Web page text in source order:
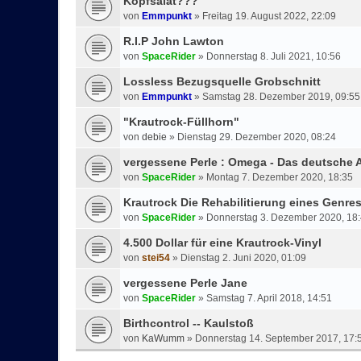
von Emmpunkt » Freitag 19. August 2022, 22:09
R.I.P John Lawton
von SpaceRider » Donnerstag 8. Juli 2021, 10:56
Lossless Bezugsquelle Grobschnitt
von Emmpunkt » Samstag 28. Dezember 2019, 09:55
"Krautrock-Füllhorn"
von debie » Dienstag 29. Dezember 2020, 08:24
vergessene Perle : Omega - Das deutsche
von SpaceRider » Montag 7. Dezember 2020, 18:35
Krautrock Die Rehabilitierung eines Genres
von SpaceRider » Donnerstag 3. Dezember 2020,
4.500 Dollar für eine Krautrock-Vinyl
von stei54 » Dienstag 2. Juni 2020, 01:09
vergessene Perle Jane
von SpaceRider » Samstag 7. April 2018, 14:51
Birthcontrol -- Kaulstoß
von KaWumm » Donnerstag 14. September 2017,